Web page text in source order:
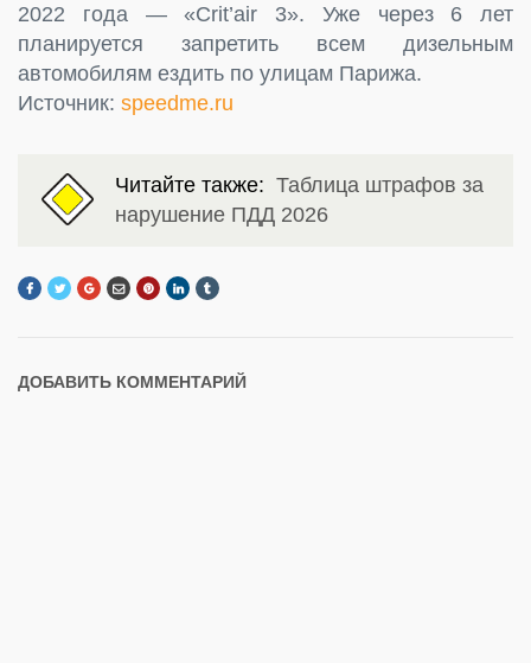
2022 года — «Crit’air 3». Уже через 6 лет
планируется запретить всем дизельным
автомобилям ездить по улицам Парижа.
Источник: speedme.ru
Читайте также: Таблица штрафов за
нарушение ПДД 2026
ДОБАВИТЬ КОММЕНТАРИЙ